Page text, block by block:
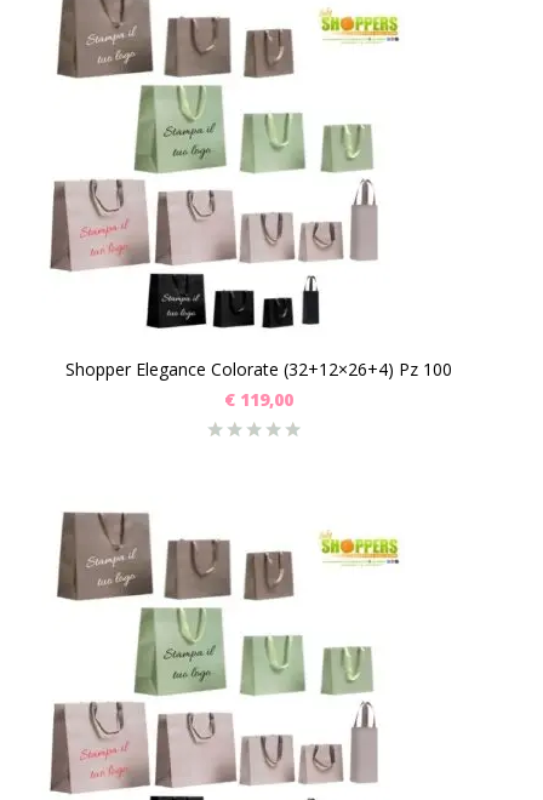
Shopper Elegance Colorate (32+12×26+4) Pz 100
€ 119,00